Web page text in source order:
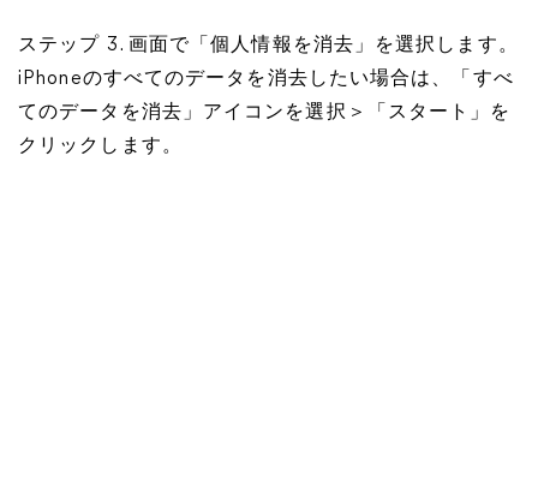
ステップ 3. 画面で「個人情報を消去」を選択します。
iPhoneのすべてのデータを消去したい場合は、「すべ
てのデータを消去」アイコンを選択＞「スタート」を
クリックします。